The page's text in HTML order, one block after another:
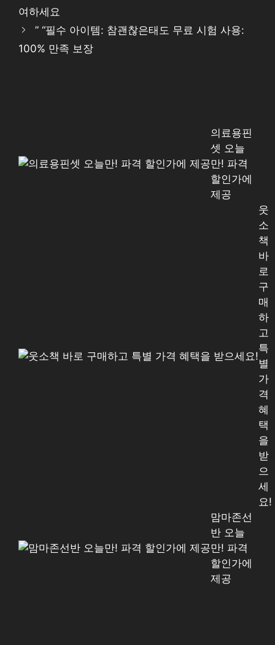
여하세요
” “필수 아이템: 참괜찮은태도 무료 시험 사용:
100% 만족 보장
의료용핀
셋 오늘
만! 파격
할인가에
제공
웃
소
책
바
로
구
매
하
고
특
별
가
격
혜
택
을
받
으
세
요!
맘마존선
반 오늘
만! 파격
할인가에
제공